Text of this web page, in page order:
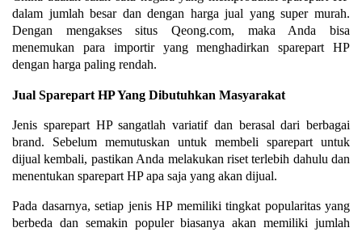
dalam jumlah besar dan dengan harga jual yang super murah.
Dengan mengakses situs Qeong.com, maka Anda bisa
menemukan para importir yang menghadirkan sparepart HP
dengan harga paling rendah.
Jual Sparepart HP Yang Dibutuhkan Masyarakat
Jenis sparepart HP sangatlah variatif dan berasal dari berbagai
brand. Sebelum memutuskan untuk membeli sparepart untuk
dijual kembali, pastikan Anda melakukan riset terlebih dahulu dan
menentukan sparepart HP apa saja yang akan dijual.
Pada dasarnya, setiap jenis HP memiliki tingkat popularitas yang
berbeda dan semakin populer biasanya akan memiliki jumlah